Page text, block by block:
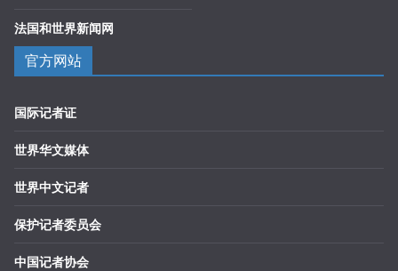
法国和世界新闻网
官方网站
国际记者证
世界华文媒体
世界中文记者
保护记者委员会
中国记者协会